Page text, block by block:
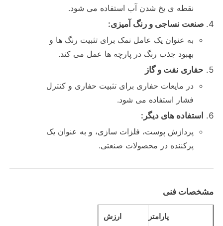
کلرید
افزودنی های نفتی
پرکننده شیمیایی
مواد شیمیایی فرآیند معدنی
مواد افزودنی مواد غذایی
مواد اولیه الکترونیک
نقطه ی یخ شدن آب استفاده می شود.
صنعت نساجی و رنگ آمیزی:
به عنوان یک عامل نمک برای تثبیت رنگ ها و
بهبود جذب رنگ در پارچه ها عمل می کند.
حفاری نفت و گاز
در مایعات حفاری برای تثبیت حفاری و کنترل
فشار استفاده می شود.
استفاده های دیگر:
پردازش پوست، فلزات سازی، و به عنوان یک
پرکننده در محصولات صنعتی.
مشخصات فنی
پارامتر ارزش